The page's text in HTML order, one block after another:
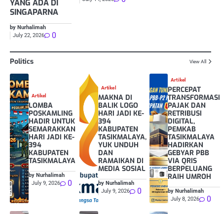
YANG ADA DI
SINGAPARNA
by Nurhalimah
July 22, 2026
0
Politics View All
Artikel
LOMBA
POSKAMLING
HADIR UNTUK
SEMARAKKAN
HARI JADI KE-
394
KABUPATEN
TASIKMALAYA
by Nurhalimah
July 9, 2026
0
Artikel
MAKNA DI
BALIK LOGO
HARI JADI KE-
394
KABUPATEN
TASIKMALAYA,
YUK UNDUH
DAN
RAMAIKAN DI
MEDIA SOSIAL
by Nurhalimah
July 9, 2026
0
Artikel
PERCEPAT
TRANSFORMASI
PAJAK DAN
RETRIBUSI
DIGITAL,
PEMKAB
TASIKMALAYA
HADIRKAN
GEBYAR PBB
VIA QRIS
BERPELUANG
RAIH UMROH
by Nurhalimah
July 8, 2026
0